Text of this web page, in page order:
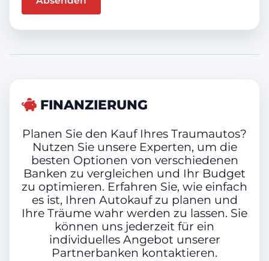
Anhängelast gebremst
1.800 kg
Anhängelast ungebremst
690 kg
FINANZIERUNG
Planen Sie den Kauf Ihres Traumautos?
Nutzen Sie unsere Experten, um die
besten Optionen von verschiedenen
Banken zu vergleichen und Ihr Budget
zu optimieren. Erfahren Sie, wie einfach
es ist, Ihren Autokauf zu planen und
Ihre Träume wahr werden zu lassen. Sie
können uns jederzeit für ein
individuelles Angebot unserer
Partnerbanken kontaktieren.